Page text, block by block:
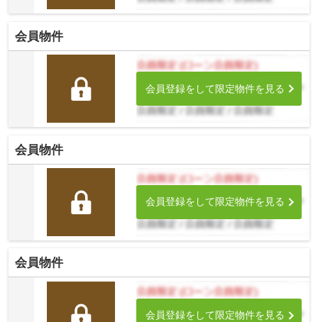
会員物件
会員登録をして限定物件を見る
会員物件
会員登録をして限定物件を見る
会員物件
会員登録をして限定物件を見る